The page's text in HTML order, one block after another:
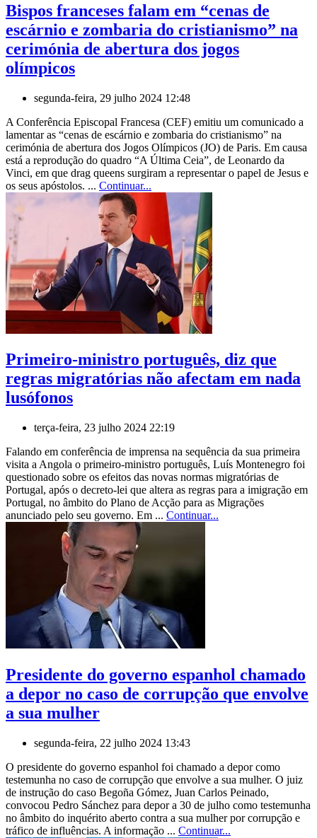
Bispos franceses falam em “cenas de
escárnio e zombaria do cristianismo” na
cerimónia de abertura dos jogos
olímpicos
segunda-feira, 29 julho 2024 12:48
A Conferência Episcopal Francesa (CEF) emitiu um comunicado a
lamentar as “cenas de escárnio e zombaria do cristianismo” na
cerimónia de abertura dos Jogos Olímpicos (JO) de Paris. Em causa
está a reprodução do quadro “A Última Ceia”, de Leonardo da
Vinci, em que drag queens surgiram a representar o papel de Jesus e
os seus apóstolos. ... Continuar...
Primeiro-ministro português, diz que
regras migratórias não afectam em nada
lusófonos
terça-feira, 23 julho 2024 22:19
Falando em conferência de imprensa na sequência da sua primeira
visita a Angola o primeiro-ministro português, Luís Montenegro foi
questionado sobre os efeitos das novas normas migratórias de
Portugal, após o decreto-lei que altera as regras para a imigração em
Portugal, no âmbito do Plano de Acção para as Migrações
anunciado pelo seu governo. Em ... Continuar...
Presidente do governo espanhol chamado
a depor no caso de corrupção que envolve
a sua mulher
segunda-feira, 22 julho 2024 13:43
O presidente do governo espanhol foi chamado a depor como
testemunha no caso de corrupção que envolve a sua mulher. O juiz
de instrução do caso Begoña Gómez, Juan Carlos Peinado,
convocou Pedro Sánchez para depor a 30 de julho como testemunha
no âmbito do inquérito aberto contra a sua mulher por corrupção e
tráfico de influências. A informação ... Continuar...